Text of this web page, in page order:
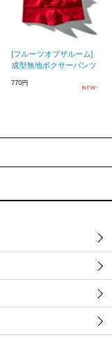
[フルーツオブザルーム]
成型無地ボクサーパンツ
770円